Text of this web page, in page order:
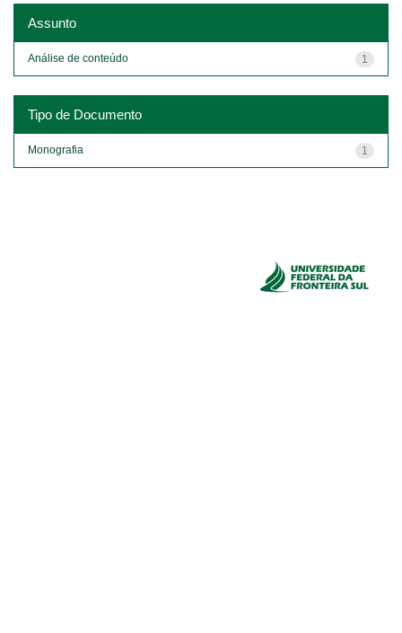
Assunto
1
Análise de conteúdo
Tipo de Documento
1
Monografia